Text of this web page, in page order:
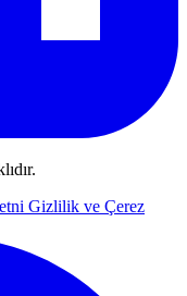
Gizlilik ve Çerez